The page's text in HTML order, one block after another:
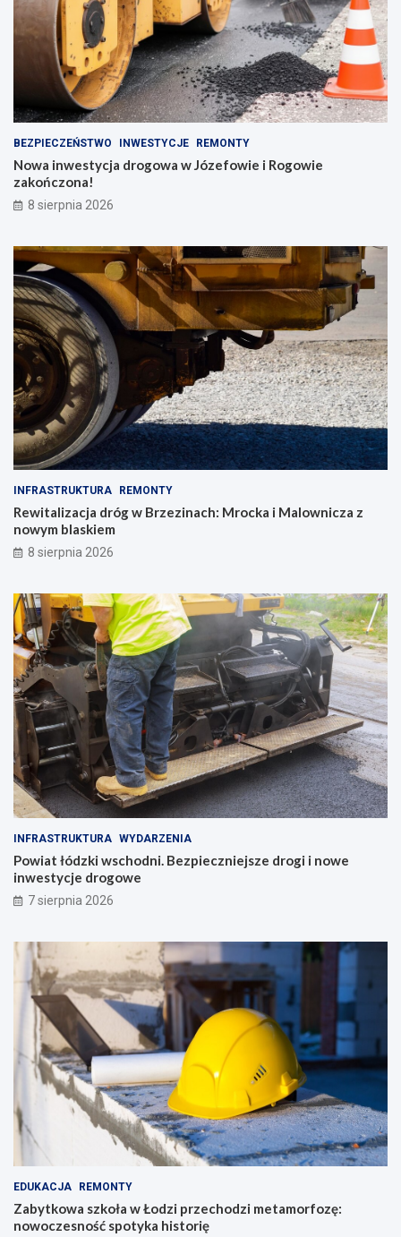
BEZPIECZEŃSTWO INWESTYCJE REMONTY
Nowa inwestycja drogowa w Józefowie i Rogowie
zakończona!
8 sierpnia 2026
INFRASTRUKTURA REMONTY
Rewitalizacja dróg w Brzezinach: Mrocka i Malownicza z
nowym blaskiem
8 sierpnia 2026
INFRASTRUKTURA WYDARZENIA
Powiat łódzki wschodni. Bezpieczniejsze drogi i nowe
inwestycje drogowe
7 sierpnia 2026
EDUKACJA REMONTY
Zabytkowa szkoła w Łodzi przechodzi metamorfozę:
nowoczesność spotyka historię